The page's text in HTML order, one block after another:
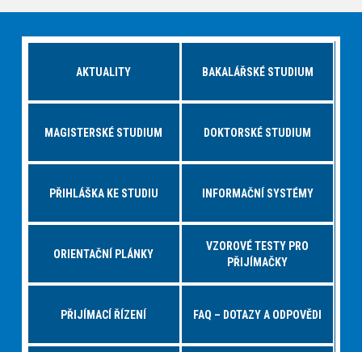
AKTUALITY BAKALÁŘSKÉ STUDIUM
MAGISTERSKÉ STUDIUM DOKTORSKÉ STUDIUM
PŘIHLÁŠKA KE STUDIU INFORMAČNÍ SYSTÉMY
ORIENTAČNÍ PLÁNKY
VZOROVÉ TESTY PRO
PŘIJÍMAČKY
PŘIJÍMACÍ ŘÍZENÍ FAQ – DOTAZY A ODPOVĚDI